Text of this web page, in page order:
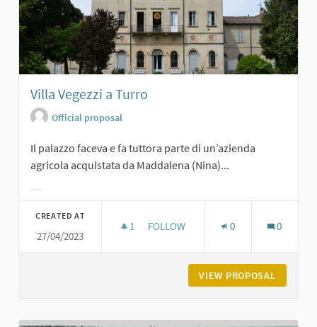
Villa Vegezzi a Turro
Official proposal
Il palazzo faceva e fa tuttora parte di un’azienda
agricola acquistata da Maddalena (Nina)...
CREATED AT
27/04/2023
1 1 FOLLOWER
FOLLOW 0 0
VIEW PROPOSAL